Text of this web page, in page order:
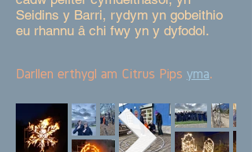
Seidins y Barri, rydym yn gobeithio
eu rhannu â chi fwy yn y dyfodol.
Darllen erthygl am Citrus Pips yma.